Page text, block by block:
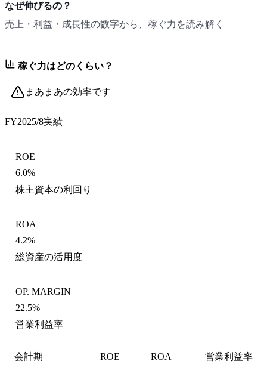
なぜ伸びるの？
売上・利益・成長性の数字から、稼ぐ力を読み解く
稼ぐ力はどのくらい？
まあまあの効率です
FY2025/8実績
ROE
6.0%
株主資本の利回り
ROA
4.2%
総資産の活用度
OP. MARGIN
22.5%
営業利益率
会計期 ROE ROA 営業利益率